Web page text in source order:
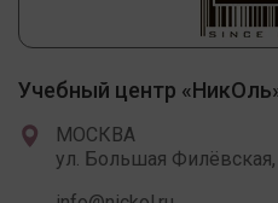
Учебный центр
МОСКВА
ул. Большая Филёвская,